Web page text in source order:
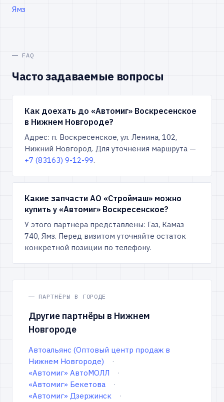
Ямз
FAQ
Часто задаваемые вопросы
Как доехать до «Автомиг» Воскресенское
в Нижнем Новгороде?
Адрес: п. Воскресенское, ул. Ленина, 102,
Нижний Новгород. Для уточнения маршрута —
+7 (83163) 9-12-99.
Какие запчасти АО «Строймаш» можно
купить у «Автомиг» Воскресенское?
У этого партнёра представлены: Газ, Камаз
740, Ямз. Перед визитом уточняйте остаток
конкретной позиции по телефону.
ПАРТНЁРЫ В ГОРОДЕ
Другие партнёры в Нижнем
Новгороде
Автоальянс (Оптовый центр продаж в
Нижнем Новгороде)
«Автомиг» АвтоМОЛЛ
«Автомиг» Бекетова
«Автомиг» Дзержинск